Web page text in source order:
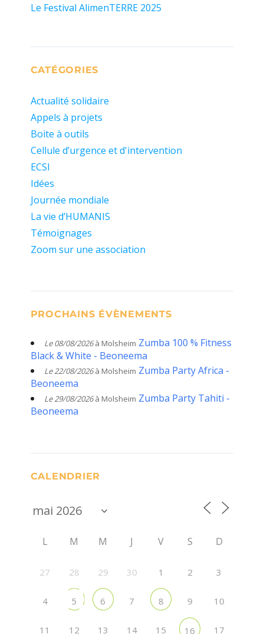
Le Festival AlimenTERRE 2025
CATÉGORIES
Actualité solidaire
Appels à projets
Boite à outils
Cellule d’urgence et d'intervention
ECSI
Idées
Journée mondiale
La vie d’HUMANIS
Témoignages
Zoom sur une association
PROCHAINS ÉVÈNEMENTS
Le 08/08/2026à Molsheim Zumba 100 % Fitness
Black & White - Beoneema
Le 22/08/2026à Molsheim Zumba Party Africa -
Beoneema
Le 29/08/2026à Molsheim Zumba Party Tahiti -
Beoneema
CALENDRIER
L M M J V S D
27 28 29 30 1 2 3
4 5 6 7 8 9 10
11 12 13 14 15 16 17